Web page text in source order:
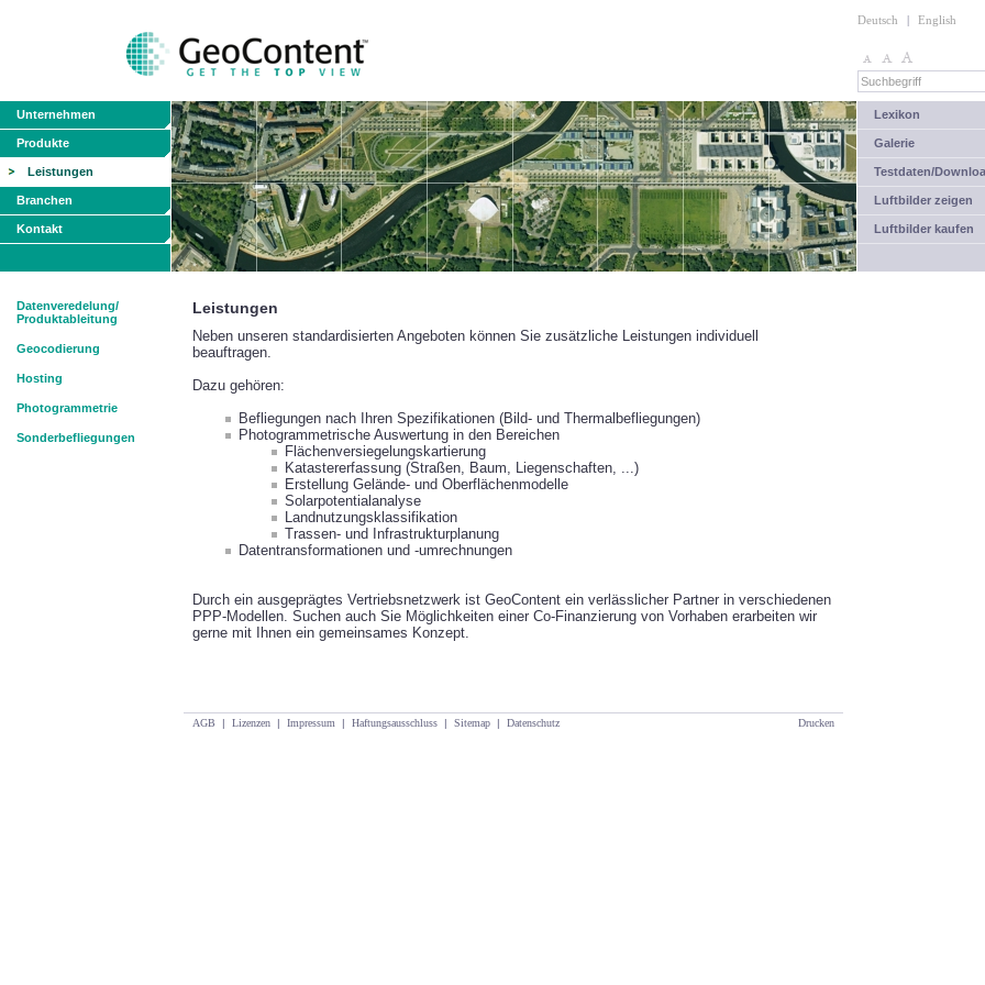
Deutsch | English
Unternehmen
Produkte
Leistungen
Branchen
Kontakt
Lexikon
Galerie
Testdaten/
Luftbilder zeigen
Luftbilder kaufen
Datenveredelung/
Produktableitung
Geocodierung
Hosting
Photogrammetrie
Sonderbefliegungen
Leistungen
Neben unseren standardisierten Angeboten können Sie zusätzliche Leistungen individuell
beauftragen.
Dazu gehören:
Befliegungen nach Ihren Spezifikationen (Bild- und Thermalbefliegungen)
Photogrammetrische Auswertung in den Bereichen
Flächenversiegelungskartierung
Katastererfassung (Straßen, Baum, Liegenschaften, ...)
Erstellung Gelände- und Oberflächenmodelle
Solarpotentialanalyse
Landnutzungsklassifikation
Trassen- und Infrastrukturplanung
Datentransformationen und -umrechnungen
Durch ein ausgeprägtes Vertriebsnetzwerk ist GeoContent ein verlässlicher Partner in verschiedenen
PPP-Modellen. Suchen auch Sie Möglichkeiten einer Co-Finanzierung von Vorhaben erarbeiten wir
gerne mit Ihnen ein gemeinsames Konzept.
AGB | Lizenzen | Impressum | Haftungsausschluss | Sitemap | Datenschutz Drucken